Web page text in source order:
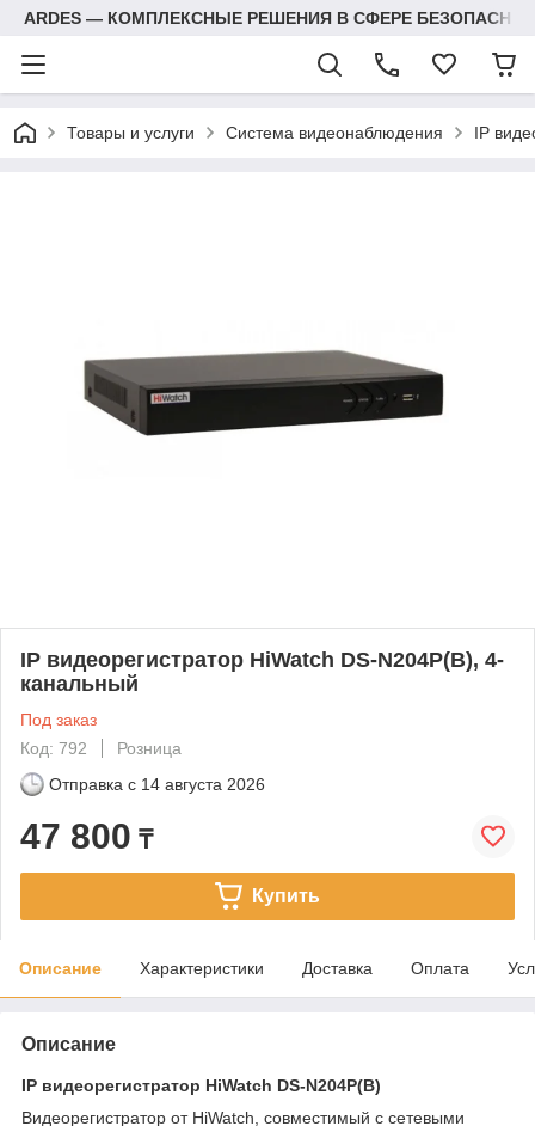
ARDES — КОМПЛЕКСНЫЕ РЕШЕНИЯ В СФЕРЕ
Товары и услуги Система видеонаблюдения IP
IP видеорегистратор HiWatch DS-N204P(B), 4-
канальный
Под заказ
Код: 792
Розница
Отправка с 14 августа 2026
47 800 ₸
Купить
Описание Характеристики Доставка Оплата
Описание
IP видеорегистратор HiWatch DS-N204P(B)
Видеорегистратор от HiWatch, совместимый с сетевыми